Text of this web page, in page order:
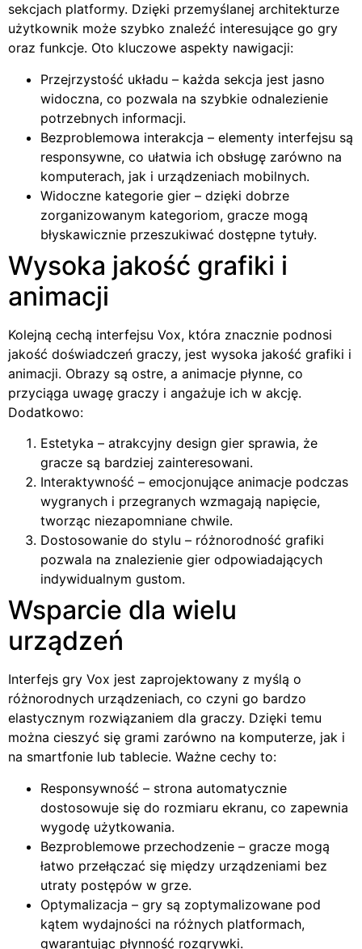
sekcjach platformy. Dzięki przemyślanej architekturze
użytkownik może szybko znaleźć interesujące go gry
oraz funkcje. Oto kluczowe aspekty nawigacji:
Przejrzystość układu – każda sekcja jest jasno
widoczna, co pozwala na szybkie odnalezienie
potrzebnych informacji.
Bezproblemowa interakcja – elementy interfejsu są
responsywne, co ułatwia ich obsługę zarówno na
komputerach, jak i urządzeniach mobilnych.
Widoczne kategorie gier – dzięki dobrze
zorganizowanym kategoriom, gracze mogą
błyskawicznie przeszukiwać dostępne tytuły.
Wysoka jakość grafiki i
animacji
Kolejną cechą interfejsu Vox, która znacznie podnosi
jakość doświadczeń graczy, jest wysoka jakość grafiki i
animacji. Obrazy są ostre, a animacje płynne, co
przyciąga uwagę graczy i angażuje ich w akcję.
Dodatkowo:
Estetyka – atrakcyjny design gier sprawia, że ​​
gracze są bardziej zainteresowani.
Interaktywność – emocjonujące animacje podczas
wygranych i przegranych wzmagają napięcie,
tworząc niezapomniane chwile.
Dostosowanie do stylu – różnorodność grafiki
pozwala na znalezienie gier odpowiadających
indywidualnym gustom.
Wsparcie dla wielu
urządzeń
Interfejs gry Vox jest zaprojektowany z myślą o
różnorodnych urządzeniach, co czyni go bardzo
elastycznym rozwiązaniem dla graczy. Dzięki temu
można cieszyć się grami zarówno na komputerze, jak i
na smartfonie lub tablecie. Ważne cechy to:
Responsywność – strona automatycznie
dostosowuje się do rozmiaru ekranu, co zapewnia
wygodę użytkowania.
Bezproblemowe przechodzenie – gracze mogą
łatwo przełączać się między urządzeniami bez
utraty postępów w grze.
Optymalizacja – gry są zoptymalizowane pod
kątem wydajności na różnych platformach,
gwarantując płynność rozgrywki.